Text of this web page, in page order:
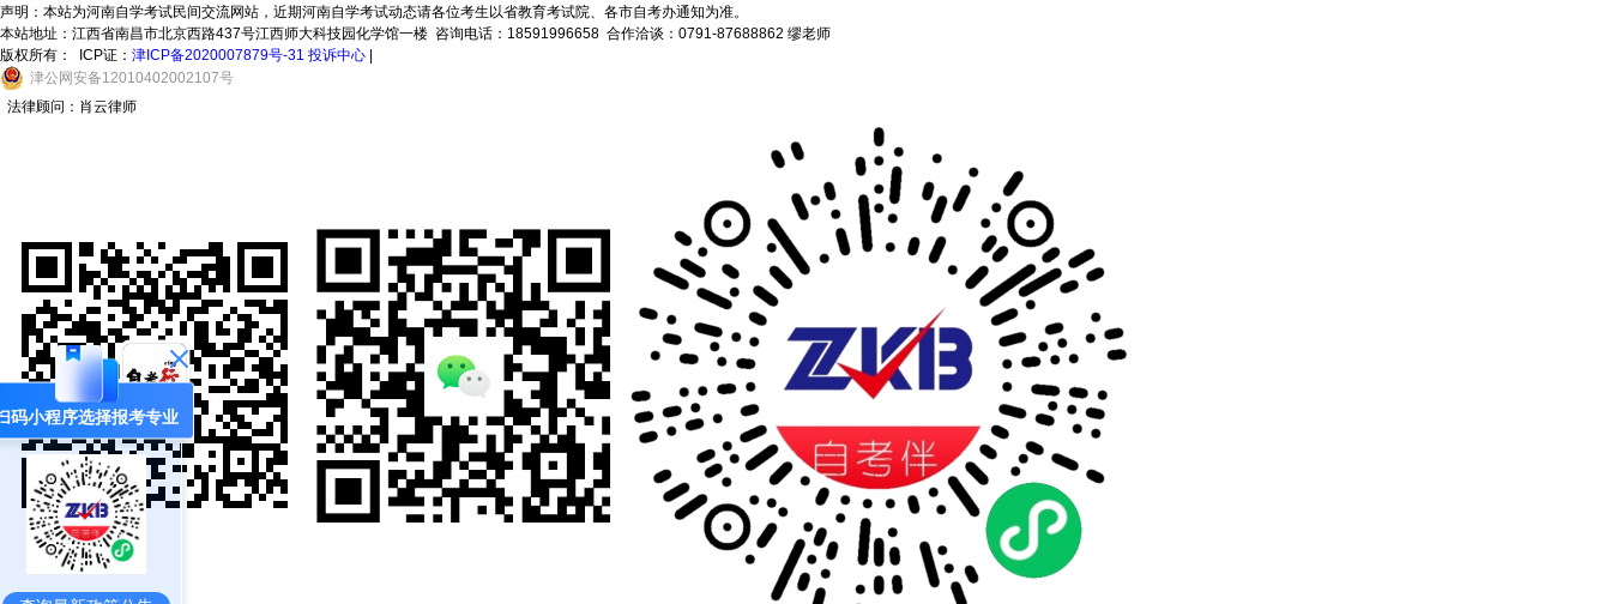
码小程序选择报考专业
声明：本站为河南自学考试民间交流网站，近期河南自学考试动态请各位考生以省教育考试院、各市自考办通知为准。
本站地址：江西省南昌市北京西路437号江西师大科技园化学馆一楼 咨询电话：18591996658 合作洽谈：0791-87688862 缪老师
版权所有：
ICP证： 津ICP备2020007879号-31 投诉中心
津公网安备12010402002107号
法律顾问：肖云律师